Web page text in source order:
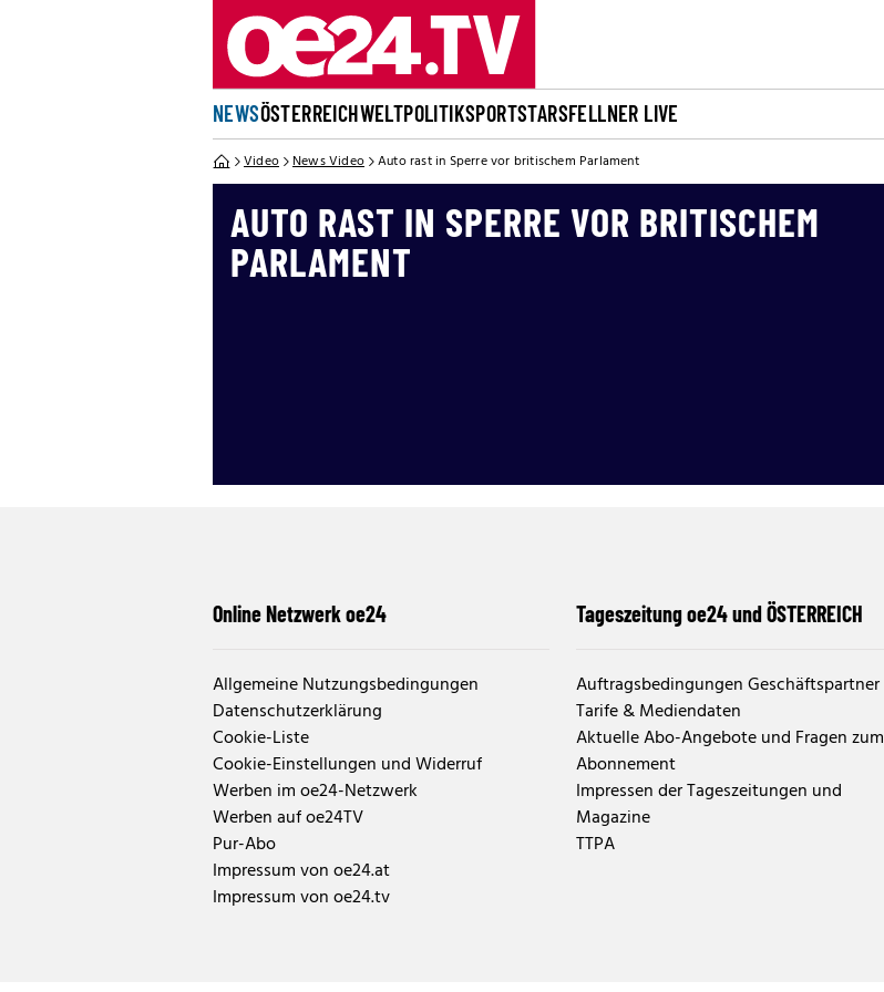
NEWSÖSTERREICHWELTPOLITIKSPORTSTARSFELLNER LIVE
Video News Video Auto rast in Sperre vor britischem Parlament
AUTO RAST IN SPERRE VOR BRITISCHEM
PARLAMENT
Online Netzwerk oe24
Allgemeine Nutzungsbedingungen
Datenschutzerklärung
Cookie-Liste
Cookie-Einstellungen und Widerruf
Werben im oe24-Netzwerk
Werben auf oe24TV
Pur-Abo
Impressum von oe24.at
Impressum von oe24.tv
Tageszeitung oe24 und ÖSTERREICH
Auftragsbedingungen Geschäftspartner
Tarife & Mediendaten
Aktuelle Abo-Angebote und Fragen zum
Abonnement
Impressen der Tageszeitungen und
Magazine
TTPA